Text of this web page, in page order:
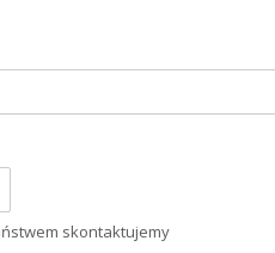
skontaktujemy